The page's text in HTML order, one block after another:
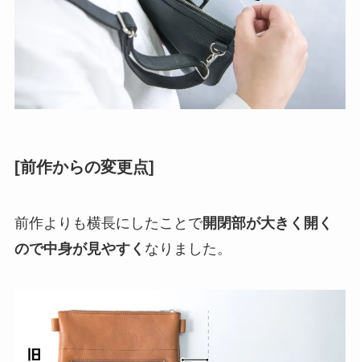
[前作からの変更点]
前作よりも横長にしたことで開閉部が大きく開く
ので中身が見やすく なりました。